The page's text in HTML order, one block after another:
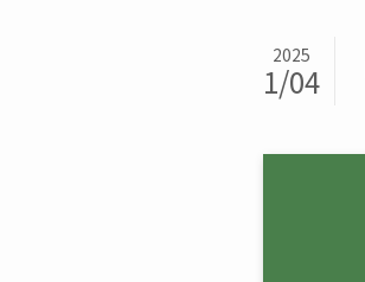
2025
1/04